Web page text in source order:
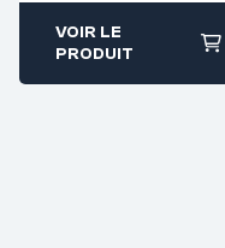
VOIR LE
PRODUIT